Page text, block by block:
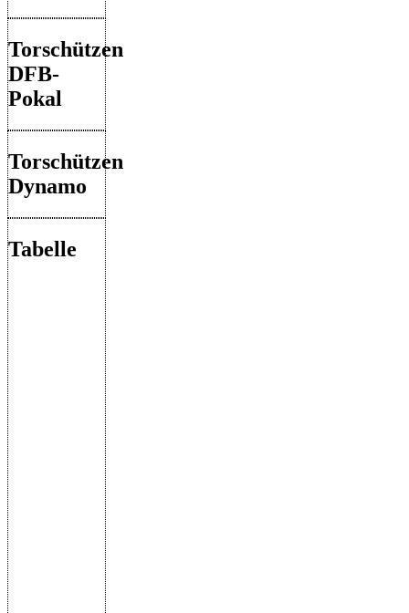
Torschützen
DFB-
Pokal
Torschützen
Dynamo
Tabelle